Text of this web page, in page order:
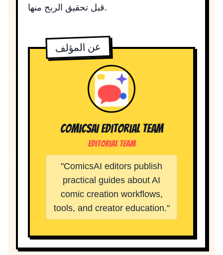
قبل تحقيق الربح منها.
عن المؤلف
ComicsAI Editorial Team
Editorial Team
"ComicsAI editors publish
practical guides about AI
comic creation workflows,
tools, and creator education."